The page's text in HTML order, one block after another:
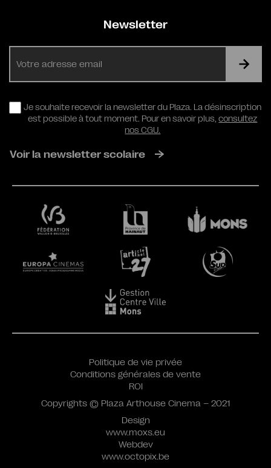
Newsletter
RGPD
Je souhaite recevoir la newsletter du Plaza. La désinscription
est possible à tout moment. Pour en savoir plus,consultez
nos CGU.
Voir la newsletter scolaire
Design
www.moxs.eu
Webdev
www.octopix.be
Politique de vie privée
Conditions générales de vente
ROI
Copyrights © Plaza Arthouse Cinema – 2021